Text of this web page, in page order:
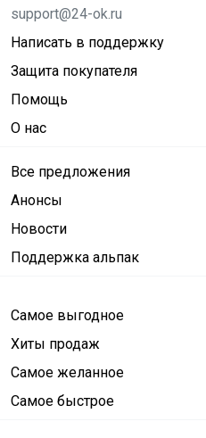
support@24-ok.ru
Написать в поддержку
Защита покупателя
Помощь
О нас
Все предложения
Анонсы
Новости
Поддержка альпак
Самое выгодное
Хиты продаж
Самое желанное
Самое быстрое